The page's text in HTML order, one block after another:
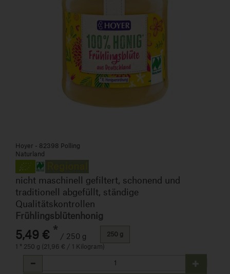
Hoyer - 82398 Polling
Naturland
nicht maschinell gefiltert, schonend und
traditionell abgefüllt, ständige
Qualitätskontrollen
Frühlingsblütenhonig
5,49 € * / 250 g
1 * 250 g (21,96 € / 1 Kilogram)
250 g
Anzahl